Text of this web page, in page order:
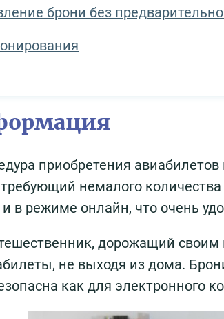
брони без
приобретения
немалого
в режиме онлайн, что очень
дорожащий
не выходя из дома.
как для электронного